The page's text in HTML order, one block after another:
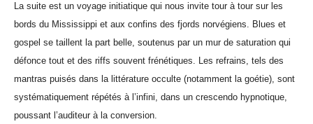
La suite est un voyage initiatique qui nous invite tour à tour sur les
bords du Mississippi et aux confins des fjords norvégiens. Blues et
gospel se taillent la part belle, soutenus par un mur de saturation qui
défonce tout et des riffs souvent frénétiques. Les refrains, tels des
mantras puisés dans la littérature occulte (notamment la goétie), sont
systématiquement répétés à l’infini, dans un crescendo hypnotique,
poussant l’auditeur à la conversion.